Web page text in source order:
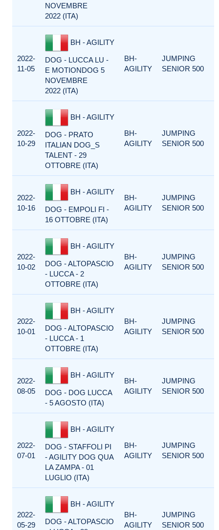
NOVEMBRE
2022 (ITA)
2022-
11-05
BH - AGILITY
DOG - LUCCA LU -
E MOTIONDOG 5
NOVEMBRE
2022 (ITA)
BH-
AGILITY
JUMPING
SENIOR 500
2022-
10-29
BH - AGILITY
DOG - PRATO
ITALIAN DOG_S
TALENT - 29
OTTOBRE (ITA)
BH-
AGILITY
JUMPING
SENIOR 500
2022-
10-16
BH - AGILITY
DOG - EMPOLI FI -
16 OTTOBRE (ITA)
BH-
AGILITY
JUMPING
SENIOR 500
2022-
10-02
BH - AGILITY
DOG - ALTOPASCIO
- LUCCA - 2
OTTOBRE (ITA)
BH-
AGILITY
JUMPING
SENIOR 500
2022-
10-01
BH - AGILITY
DOG - ALTOPASCIO
- LUCCA - 1
OTTOBRE (ITA)
BH-
AGILITY
JUMPING
SENIOR 500
2022-
08-05
BH - AGILITY
DOG - DOG LUCCA
- 5 AGOSTO (ITA)
BH-
AGILITY
JUMPING
SENIOR 500
2022-
07-01
BH - AGILITY
DOG - STAFFOLI PI
- AGILITY DOG QUA
LA ZAMPA - 01
LUGLIO (ITA)
BH-
AGILITY
JUMPING
SENIOR 500
2022-
05-29
BH - AGILITY
DOG - ALTOPASCIO
BH-
AGILITY
JUMPING
SENIOR 500